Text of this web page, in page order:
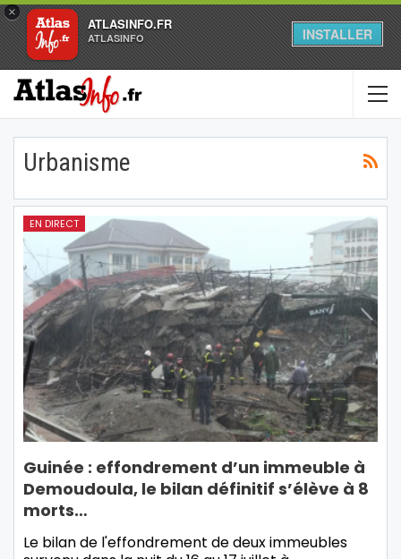
×
ATLASINFO.FR
ATLASINFO INSTALLER
Urbanisme
EN DIRECT
Guinée : effondrement d’un immeuble à
Demoudoula, le bilan définitif s’élève à 8
morts…
Le bilan de l'effondrement de deux immeubles